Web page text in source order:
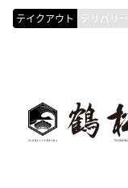
テイクアウト デリバリー